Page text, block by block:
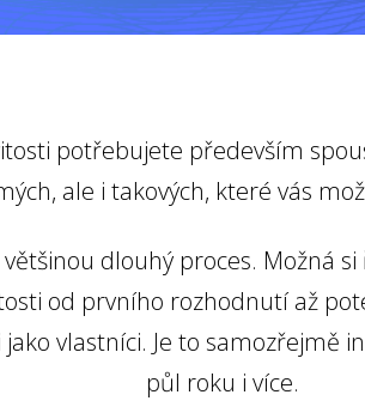
potřebujete především
ale i takových, které vás
dlouhý proces. Možná
od prvního rozhodnutí až
vlastníci. Je to samozřejmě
půl roku i více.